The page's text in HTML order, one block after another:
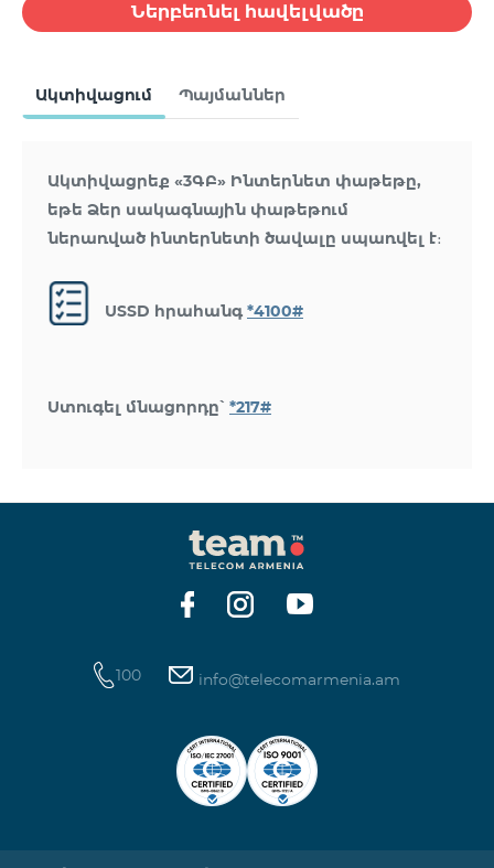
Ներբեռնել հավելվածը
Ակտիվացում Պայմաններ
Ակտիվացրեք «3ԳԲ» Ինտերնետ փաթեթը,
եթե Ձեր սակագնային փաթեթում
ներառված ինտերնետի ծավալը սպառվել է։
USSD հրահանգ *4100#
Ստուգել մնացորդը՝ *217#
100 info@telecomarmenia.am